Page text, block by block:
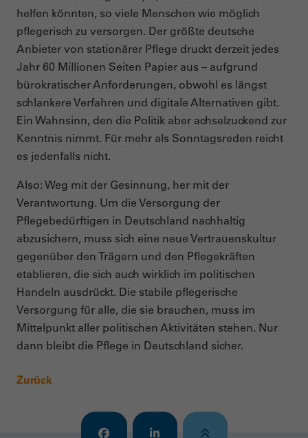
helfen könnten, so viele Menschen wie möglich
pflegerisch zu versorgen. Der größte deutsche
Anbieter von stationärer Pflege druckt derzeit jedes
Jahr 60 Millionen Seiten Papier aus – aufgrund
bürokratischer Anforderungen, obwohl es längst
schlankere Verfahren und digitale Alternativen gibt.
Ein Wahnsinn, den die Politik aber achselzuckend zur
Kenntnis nimmt. Für mehr als Sonntagsreden reicht
es jedenfalls nicht.
Also: Weg mit der Gesinnung, her mit der
Verantwortung. Um die Versorgung der
Pflegebedürftigen in Deutschland nachhaltig
abzusichern, muss sich eine neue Vertrauenskultur
gegenüber den Trägern und den Pflegekräften
etablieren, die sich auch wirklich im politischen
Handeln ausdrückt. Die stabile pflegerische
Versorgung für alle, die sie brauchen, muss im
Mittelpunkt aller politischen Aktivitäten stehen. Nur
dann bleibt die Pflege in Deutschland sicher.
Zurück